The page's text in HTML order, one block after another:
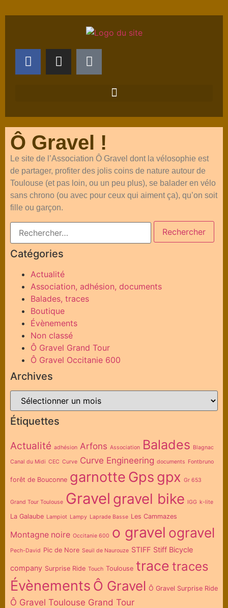
Ô Gravel !
Le site de l’Association Ô Gravel dont la vélosophie est
de partager, profiter des jolis coins de nature autour de
Toulouse (et pas loin, ou un peu plus), se balader en vélo
sans chrono (ou avec pour ceux qui aiment ça), qu’on soit
fille ou garçon.
Catégories
Actualité
Association, adhésion, documents
Balades, traces
Boutique
Évènements
Non classé
Ô Gravel Grand Tour
Ô Gravel Occitanie 600
Archives
Étiquettes
Actualité adhésion Arfons Association Balades Blagnac
Canal du Midi CEC Curve Curve Engineering documents Fontbruno
forêt de Bouconne garnotte Gps gpx Gr 653
Grand Tour Toulouse Gravel gravel bike IGG k-lite
La Galaube Lampiot Lampy Laprade Basse Les Cammazes
Montagne noire Occitanie 600 o gravel ogravel
Pech-David Pic de Nore Seuil de Naurouze STIFF Stiff Bicycle
company Surprise Ride Touch Toulouse trace traces
Évènements Ô Gravel Ô Gravel Surprise Ride
Ô Gravel Toulouse Grand Tour